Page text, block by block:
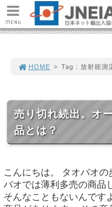
HOME > Tag : 放射能測
売り切れ続出。オ
品とは？
こんにちは。 タオバオ
バオでは薄利多売の商品
そんなこともないんです
MENU